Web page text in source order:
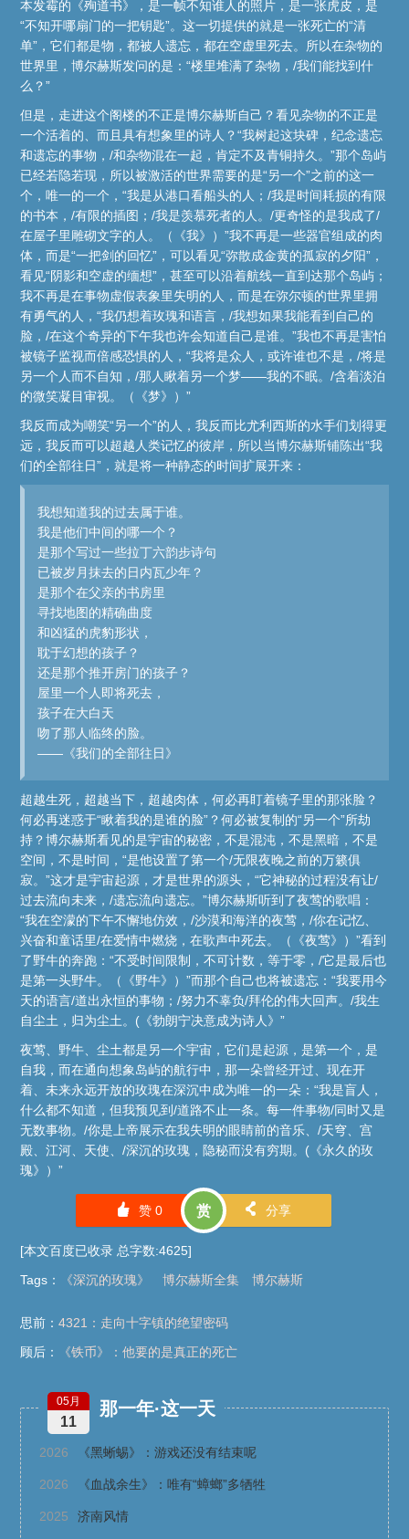
本发霉的《殉道书》，是一帧不知谁人的照片，是一张虎皮，是
“不知开哪扇门的一把钥匙”。这一切提供的就是一张死亡的“清
单”，它们都是物，都被人遗忘，都在空虚里死去。所以在杂物的
世界里，博尔赫斯发问的是：“楼里堆满了杂物，/我们能找到什
么？”
但是，走进这个阁楼的不正是博尔赫斯自己？看见杂物的不正是
一个活着的、而且具有想象里的诗人？“我树起这块碑，纪念遗忘
和遗忘的事物，/和杂物混在一起，肯定不及青铜持久。”那个岛屿
已经若隐若现，所以被激活的世界需要的是“另一个”之前的这一
个，唯一的一个，“我是从港口看船头的人；/我是时间耗损的有限
的书本，/有限的插图；/我是羡慕死者的人。/更奇怪的是我成了/
在屋子里雕砌文字的人。（《我》）”我不再是一些器官组成的肉
体，而是“一把剑的回忆”，可以看见“弥散成金黄的孤寂的夕阳”，
看见“阴影和空虚的缅想”，甚至可以沿着航线一直到达那个岛屿；
我不再是在事物虚假表象里失明的人，而是在弥尔顿的世界里拥
有勇气的人，“我仍想着玫瑰和语言，/我想如果我能看到自己的
脸，/在这个奇异的下午我也许会知道自己是谁。”我也不再是害怕
被镜子监视而倍感恐惧的人，“我将是众人，或许谁也不是，/将是
另一个人而不自知，/那人瞅着另一个梦——我的不眠。/含着淡泊
的微笑凝目审视。（《梦》）”
我反而成为嘲笑“另一个”的人，我反而比尤利西斯的水手们划得更
远，我反而可以超越人类记忆的彼岸，所以当博尔赫斯铺陈出“我
们的全部往日”，就是将一种静态的时间扩展开来：
我想知道我的过去属于谁。
我是他们中间的哪一个？
是那个写过一些拉丁六韵步诗句
已被岁月抹去的日内瓦少年？
是那个在父亲的书房里
寻找地图的精确曲度
和凶猛的虎豹形状，
耽于幻想的孩子？
还是那个推开房门的孩子？
屋里一个人即将死去，
孩子在大白天
吻了那人临终的脸。
——《我们的全部往日》
超越生死，超越当下，超越肉体，何必再盯着镜子里的那张脸？
何必再迷惑于“瞅着我的是谁的脸”？何必被复制的“另一个”所劫
持？博尔赫斯看见的是宇宙的秘密，不是混沌，不是黑暗，不是
空间，不是时间，“是他设置了第一个/无限夜晚之前的万籁俱
寂。”这才是宇宙起源，才是世界的源头，“它神秘的过程没有让/
过去流向未来，/遗忘流向遗忘。”博尔赫斯听到了夜莺的歌唱：
“我在空濛的下午不懈地仿效，/沙漠和海洋的夜莺，/你在记忆、
兴奋和童话里/在爱情中燃烧，在歌声中死去。（《夜莺》）”看到
了野牛的奔跑：“不受时间限制，不可计数，等于零，/它是最后也
是第一头野牛。（《野牛》）”而那个自己也将被遗忘：“我要用今
天的语言/道出永恒的事物；/努力不辜负/拜伦的伟大回声。/我生
自尘土，归为尘土。(《勃朗宁决意成为诗人》”
夜莺、野牛、尘土都是另一个宇宙，它们是起源，是第一个，是
自我，而在通向想象岛屿的航行中，那一朵曾经开过、现在开
着、未来永远开放的玫瑰在深沉中成为唯一的一朵：“我是盲人，
什么都不知道，但我预见到/道路不止一条。每一件事物/同时又是
无数事物。/你是上帝展示在我失明的眼睛前的音乐、/天穹、宫
殿、江河、天使、/深沉的玫瑰，隐秘而没有穷期。(《永久的玫
瑰》）”
󰄼 赞 0 赏 󰄯 分享
[本文百度已收录 总字数:4625]
Tags ： 《深沉的玫瑰》 博尔赫斯全集 博尔赫斯
思前：4321：走向十字镇的绝望密码
顾后：
《铁币》：他要的是真正的死亡
那一年·这一天
05月
11
2026 《黑蜥蜴》：游戏还没有结束呢
2026 《血战余生》：唯有“蟑螂”多牺牲
2025 济南风情